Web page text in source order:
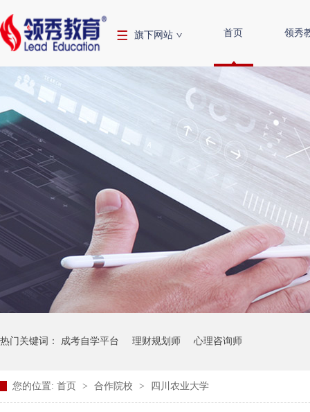
旗下网站 首页 领秀
热门关键词： 成考自学平台 理财规划师 心理咨询师
您的位置: 首页 > 合作院校 > 四川农业大学